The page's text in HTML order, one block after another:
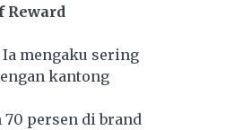
Reward
Ia mengaku sering
kantong
70 persen di brand